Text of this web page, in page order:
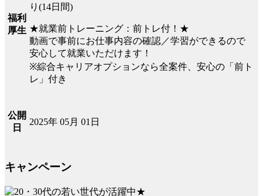
福利
厚生
り(14日間)
★就業前トレーニング：前トレ付！★
動画で事前にお仕事内容の確認／学習ができるので
安心して就業いただけます！
※綜合キャリアオプションなら全案件、安心の「前ト
レ」付き
公開
日
2025年 05月 01日
キャンペーン